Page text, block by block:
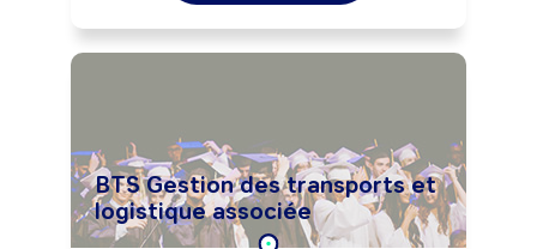
BTS Gestion des transports et
logistique associée